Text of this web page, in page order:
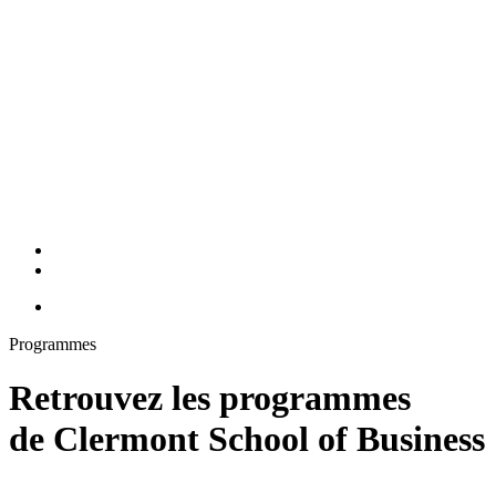
Programmes
Retrouvez les programmes
de Clermont School of Business